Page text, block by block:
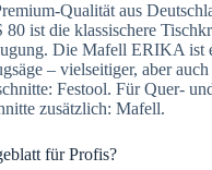
Qualität aus
ist die klassischere
Die Mafell ERIKA ist
– vielseitiger, aber
Festool. Für Quer-
zusätzlich: Mafell.
für Profis?